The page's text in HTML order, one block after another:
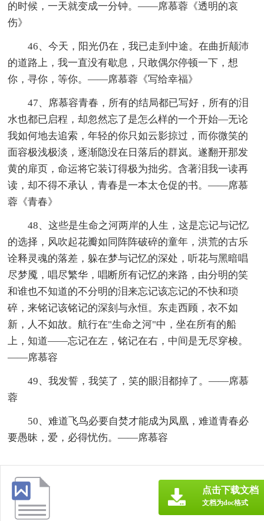
的时候，一天就变成一分钟。——席慕蓉《透明的哀
伤》
46、今天，阳光仍在，我已走到中途。在曲折颠沛
的道路上，我一直没有歇息，只敢偶尔停顿一下，想
你，寻你，等你。——席慕蓉《写给幸福》
47、席慕容青春，所有的结局都已写好，所有的泪
水也都已启程，却忽然忘了是怎么样的一个开始—无论
我如何地去追索，年轻的你只如云影掠过，而你微笑的
面容极浅极淡，逐渐隐没在日落后的群岚。遂翻开那发
黄的扉页，命运将它装订得极为拙劣。含著泪我一读再
读，却不得不承认，青春是一本太仓促的书。——席慕
蓉《青春》
48、这些是生命之河两岸的人生，这是忘记与记忆
的选择，风吹起花瓣如同阵阵破碎的童年，洪荒的古乐
诠释灵魂的落差，躲在梦与记忆的深处，听花与黑暗唱
尽梦魇，唱尽繁华，唱断所有记忆的来路，由分明的笑
和谁也不知道的不分明的泪来忘记该忘记的不快和琐
碎，来铭记该铭记的深刻与永恒。东走西顾，衣不如
新，人不如故。航行在"生命之河"中，坐在所有的船
上，知道——忘记在左，铭记在右，中间是无尽穿梭。
——席慕容
49、我发誓，我笑了，笑的眼泪都掉了。——席慕
蓉
50、难道飞鸟必要自焚才能成为凤凰，难道青春必
要愚昧，爱，必得忧伤。——席慕容
点击下载文档
文档为doc格式